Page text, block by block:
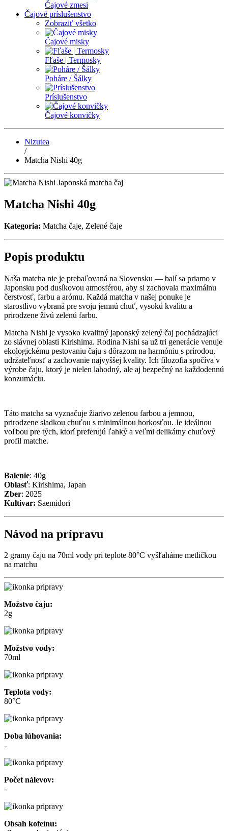
Čajové zmesi
Čajové príslušenstvo
Zobraziť všetko
Čajové misky
Fľaše | Termosky
Poháre / Šálky
Príslušenstvo
Čajové konvičky
Nizutea
/
Matcha Nishi 40g
Matcha Nishi 40g
Kategoria: Matcha čaje, Zelené čaje
Popis produktu
Naša matcha nie je prebaľovaná na Slovensku — balí sa priamo v
Japonsku pod dusíkovou atmosférou, aby si zachovala maximálnu
čerstvosť, farbu a arómu. Každá matcha v našej ponuke je
starostlivo vybraná pre svoju jemnú chuť, vysokú kvalitu a
prirodzene živú zelenú farbu.
Matcha Nishi je vysoko kvalitný japonský zelený čaj pochádzajúci
zo slávnej oblasti Kirishima. Rodina Nishi sa už tri generácie venuje
ekologickému pestovaniu čaju s dôrazom na harmóniu s prírodou,
udržateľnosť a zachovanie najvyššej kvality. Ich filozofia spočíva v
výrobe čaju, ktorý je nielen lahodný, ale aj bezpečný na každodennú
konzumáciu.
Táto matcha sa vyznačuje žiarivo zelenou farbou a jemnou,
prirodzene sladkou chuťou s minimálnou horkosťou. Je ideálnou
voľbou pre tých, ktorí preferujú ľahký a veľmi delikátny chuťový
profil matche.
Balenie: 40g
Oblasť: Kirishima, Japan
Zber: 2025
Kultivar: Saemidori
Návod na prípravu
2 gramy čaju na 70ml vody pri teplote 80°C vyšľaháme metličkou
na matchu
Možstvo čaju:
2g
Možstvo vody:
70ml
Teplota vody:
80°C
Doba lúhovania:
-
Počet nálevov:
-
Obsah kofeínu: